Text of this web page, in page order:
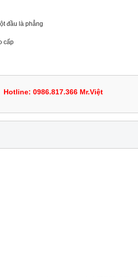
đầu là phẳng
cấp
Hotline: 0986.817.366 Mr.Việt